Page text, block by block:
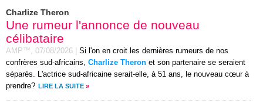
Charlize Theron
Une rumeur l'annonce de nouveau
célibataire
AMP™, 07/08/2026
Si l'on en croit les dernières rumeurs de nos
confrères sud-africains, Charlize Theron et son partenaire se seraient
séparés. L'actrice sud-africaine serait-elle, à 51 ans, le nouveau cœur à
prendre? LIRE LA SUITE »